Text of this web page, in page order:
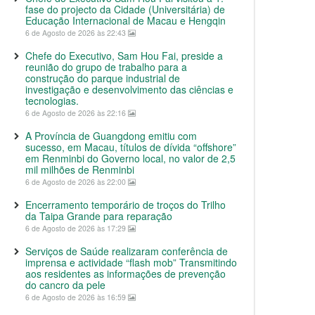
fase do projecto da Cidade (Universitária) de
Educação Internacional de Macau e Hengqin
6 de Agosto de 2026 às 22:43
Chefe do Executivo, Sam Hou Fai, preside a
reunião do grupo de trabalho para a
construção do parque industrial de
investigação e desenvolvimento das ciências e
tecnologias.
6 de Agosto de 2026 às 22:16
A Província de Guangdong emitiu com
sucesso, em Macau, títulos de dívida “offshore”
em Renminbi do Governo local, no valor de 2,5
mil milhões de Renminbi
6 de Agosto de 2026 às 22:00
Encerramento temporário de troços do Trilho
da Taipa Grande para reparação
6 de Agosto de 2026 às 17:29
Serviços de Saúde realizaram conferência de
imprensa e actividade “flash mob” Transmitindo
aos residentes as informações de prevenção
do cancro da pele
6 de Agosto de 2026 às 16:59